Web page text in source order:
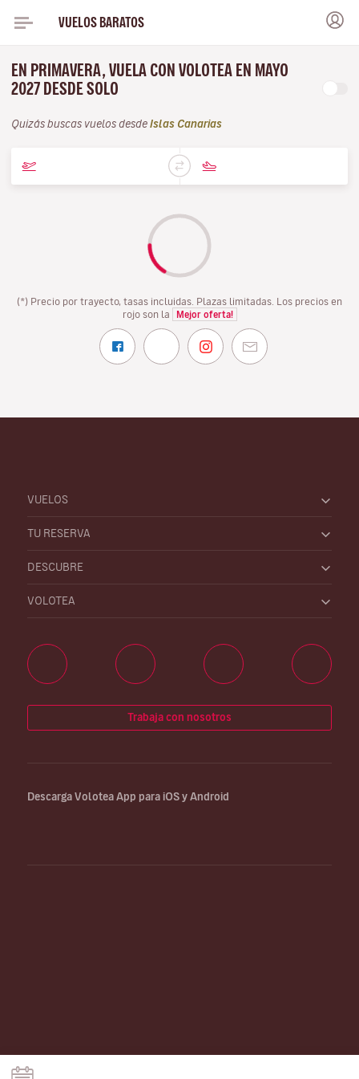
VUELOS BARATOS
EN PRIMAVERA, VUELA CON VOLOTEA EN MAYO
2027 DESDE SOLO
Quizás buscas vuelos desde Islas Canarias
(*) Precio por trayecto, tasas incluidas. Plazas limitadas. Los precios en
rojo son la
Mejor oferta!
VUELOS
TU RESERVA
DESCUBRE
VOLOTEA
Trabaja con nosotros
Descarga Volotea App para iOS y Android